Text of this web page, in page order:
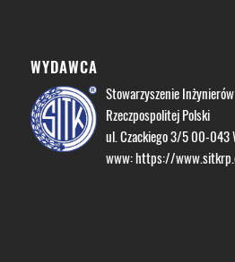
WYDAWCA
Stowarzyszenie
Rzeczpospolitej Polski
ul. Czackiego 3/5 00-043
www:https://